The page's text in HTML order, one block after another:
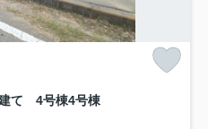
て 4号棟4号棟